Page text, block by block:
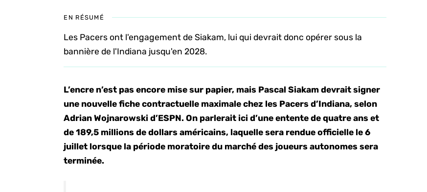
EN RÉSUMÉ
Les Pacers ont l'engagement de Siakam, lui qui devrait donc opérer sous la
bannière de l'Indiana jusqu'en 2028.
L’encre n’est pas encore mise sur papier, mais Pascal Siakam devrait signer
une nouvelle fiche contractuelle maximale chez les Pacers d’Indiana, selon
Adrian Wojnarowski d’ESPN. On parlerait ici d’une entente de quatre ans et
de 189,5 millions de dollars américains, laquelle sera rendue officielle le 6
juillet lorsque la période moratoire du marché des joueurs autonomes sera
terminée.